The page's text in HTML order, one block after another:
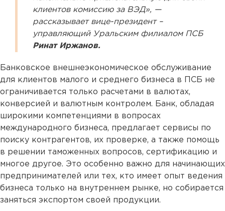
клиентов комиссию за ВЭД», —
рассказывает вице-президент –
управляющий Уральским филиалом ПСБ
Ринат Иржанов.
Банковское внешнеэкономическое обслуживание
для клиентов малого и среднего бизнеса в ПСБ не
ограничивается только расчетами в валютах,
конверсией и валютным контролем. Банк, обладая
широкими компетенциями в вопросах
международного бизнеса, предлагает сервисы по
поиску контрагентов, их проверке, а также помощь
в решении таможенных вопросов, сертификацию и
многое другое. Это особенно важно для начинающих
предпринимателей или тех, кто имеет опыт ведения
бизнеса только на внутреннем рынке, но собирается
заняться экспортом своей продукции.